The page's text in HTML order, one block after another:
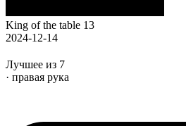
King of the table 13
2024-12-14
Лучшее из 7
· правая рука